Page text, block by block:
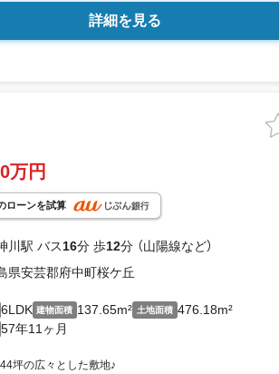
詳細を見る
万円
ローンを試算
川駅 バス16分 歩12分 （山陽線など）
県安芸郡府中町桜ケ丘
6LDK 建物面積 137.65m² 土地面積 476.18m²
57年11ヶ月
坪の広々とした敷地♪